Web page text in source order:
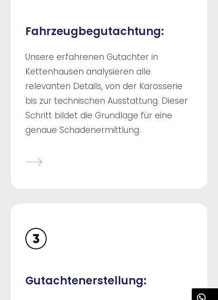
Fahrzeugbegutachtung:
Unsere erfahrenen Gutachter in
Kettenhausen analysieren alle
relevanten Details, von der Karosserie
bis zur technischen Ausstattung. Dieser
Schritt bildet die Grundlage für eine
genaue Schadenermittlung.
Gutachtenerstellung: